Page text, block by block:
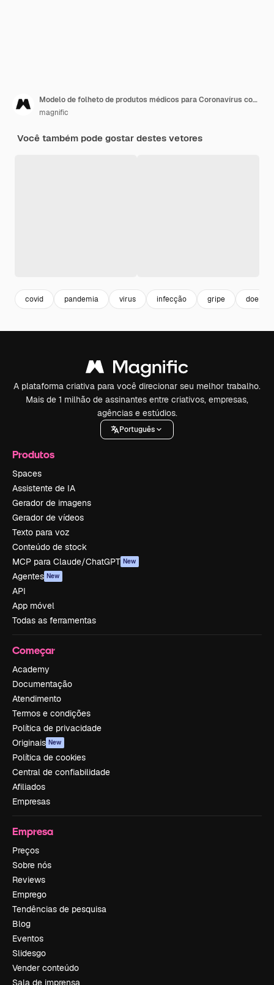
Modelo de folheto de produtos médicos para Coronavírus com foto
magnific
Você também pode gostar destes vetores
covid pandemia virus infecção gripe doença
A plataforma criativa para você direcionar seu melhor trabalho.
Mais de 1 milhão de assinantes entre criativos, empresas,
agências e estúdios.
Português
Produtos
Spaces
Assistente de IA
Gerador de imagens
Gerador de vídeos
Texto para voz
Conteúdo de stock
MCP para Claude/ChatGPT New
Agentes New
API
App móvel
Todas as ferramentas
Começar
Academy
Documentação
Atendimento
Termos e condições
Política de privacidade
Originais New
Política de cookies
Central de confiabilidade
Afiliados
Empresas
Empresa
Preços
Sobre nós
Reviews
Emprego
Tendências de pesquisa
Blog
Eventos
Slidesgo
Vender conteúdo
Sala de imprensa